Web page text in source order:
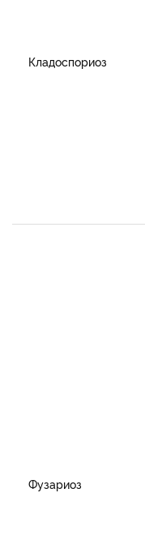
Кладоспориоз
Фузариоз